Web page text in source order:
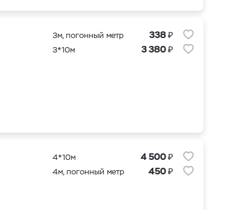
3м, погонный метр 338₽
3*10м 3 380₽
4*10м 4 500₽
4м, погонный метр 450₽